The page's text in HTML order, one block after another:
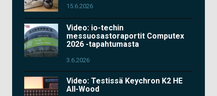
15.6.2026
Video: io-techin
messuosastoraportit Computex
2026 -tapahtumasta
3.6.2026
Video: Testissä Keychron K2 HE
All-Wood